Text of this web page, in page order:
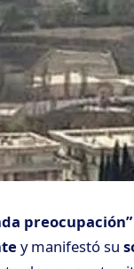
preocupación”
y manifestó su